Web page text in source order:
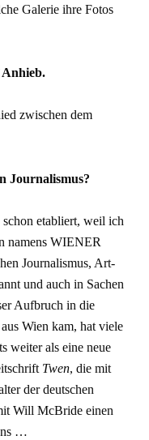
Galerie ihre Fotos
zwischen dem
Journalismus?
etabliert, weil ich
namens WIENER
Journalismus, Art-
und auch in Sachen
Aufbruch in die
Wien kam, hat viele
weiter als eine neue
Twen, die mit
der deutschen
Will McBride einen
…